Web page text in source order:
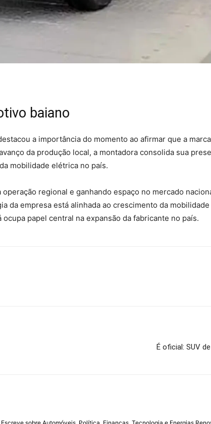
baiano
a importância do momento ao afirmar que a
da produção local, a montadora consolida sua
mobilidade elétrica no país.
regional e ganhando espaço no mercado
da empresa está alinhada ao crescimento da
papel central na expansão da fabricante no país.
É oficial: SUV